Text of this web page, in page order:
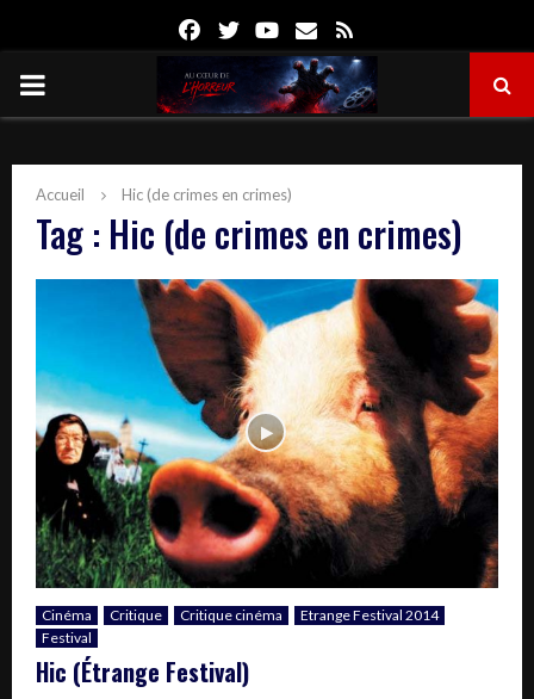
FacebookTwitterYoutube
Email
PRIMARY
Accueil Hic (de crimes en crimes)
Tag : Hic (de crimes en crimes)
Cinéma Critique Critique cinéma
Etrange Festival 2014
Festival
Hic (Étrange Festival)